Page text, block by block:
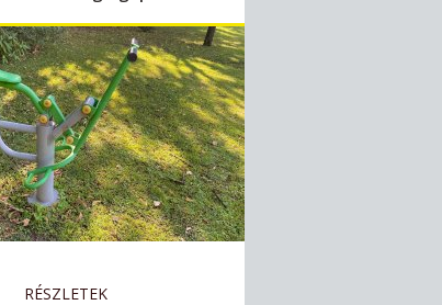
RÉSZLETEK